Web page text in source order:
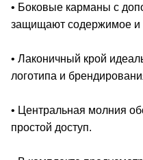
• Боковые карманы с
защищают содержимое и
• Лаконичный крой
логотипа и
• Центральная молния
простой доступ.